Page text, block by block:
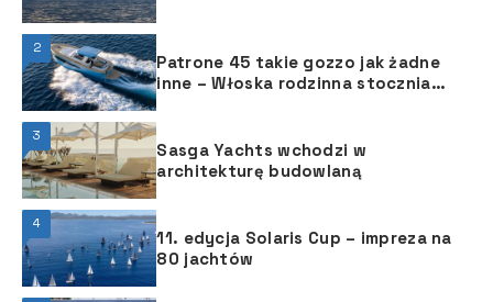
2
Patrone 45 takie gozzo jak żadne
inne – Włoska rodzinna stocznia
jednostkę z oferowanej serii
Patrone.
3
Sasga Yachts wchodzi w
architekturę budowlaną
4
11. edycja Solaris Cup – impreza na
80 jachtów